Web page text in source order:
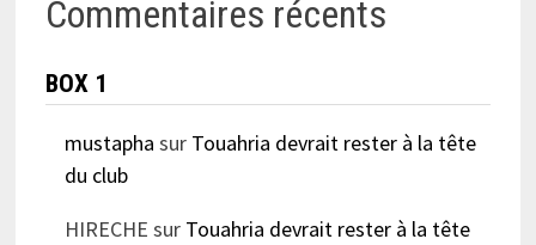
Commentaires récents
BOX 1
mustapha sur Touahria devrait rester à la tête
du club
HIRECHE sur Touahria devrait rester à la tête